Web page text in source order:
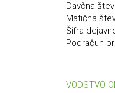
Davčna
Matična
Šifra
Podračun
VODSTVO